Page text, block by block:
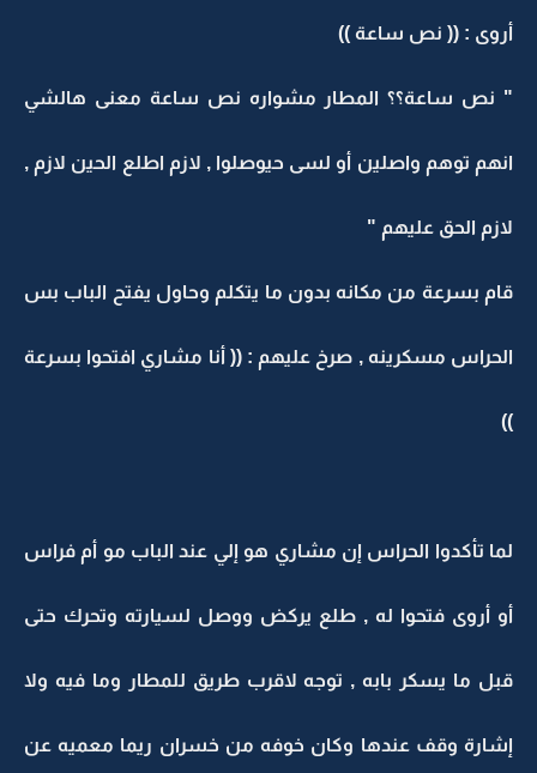
أروى : (( نص ساعة ))
" نص ساعة؟؟ المطار مشواره نص ساعة معنى هالشي
انهم توهم واصلين أو لسى حيوصلوا , لازم اطلع الحين لازم ,
لازم الحق عليهم "
قام بسرعة من مكانه بدون ما يتكلم وحاول يفتح الباب بس
الحراس مسكرينه , صرخ عليهم : (( أنا مشاري افتحوا بسرعة
))
لما تأكدوا الحراس إن مشاري هو إلي عند الباب مو أم فراس
أو أروى فتحوا له , طلع يركض ووصل لسيارته وتحرك حتى
قبل ما يسكر بابه , توجه لاقرب طريق للمطار وما فيه ولا
إشارة وقف عندها وكان خوفه من خسران ريما معميه عن